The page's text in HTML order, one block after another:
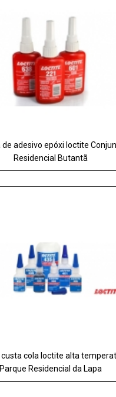
de adesivo epóxi loctite
Residencial Butantã
cola loctite alta
Parque Residencial da Lapa